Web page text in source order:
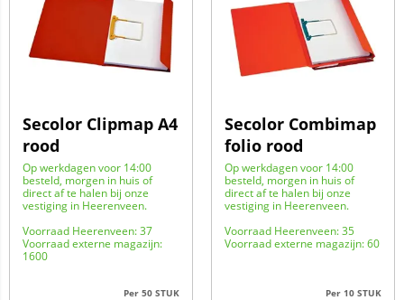
Secolor Clipmap A4
rood
Op werkdagen voor 14:00
besteld, morgen in huis of
direct af te halen bij onze
vestiging in Heerenveen.
Voorraad Heerenveen: 37
Voorraad externe magazijn:
1600
Per 50 STUK
Secolor Combimap
folio rood
Op werkdagen voor 14:00
besteld, morgen in huis of
direct af te halen bij onze
vestiging in Heerenveen.
Voorraad Heerenveen: 35
Voorraad externe magazijn: 60
Per 10 STUK